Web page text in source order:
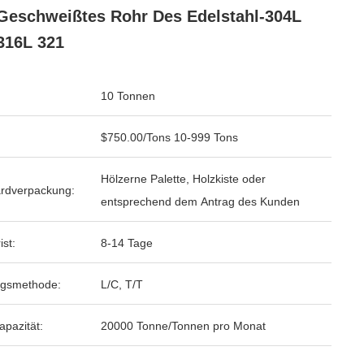
Rohr Des Edelstahl-304L
321
10 Tonnen
$750.00/Tons 10-999 Tons
Hölzerne Palette, Holzkiste oder
entsprechend dem Antrag des Kunden
8-14 Tage
L/C, T/T
20000 Tonne/Tonnen pro Monat